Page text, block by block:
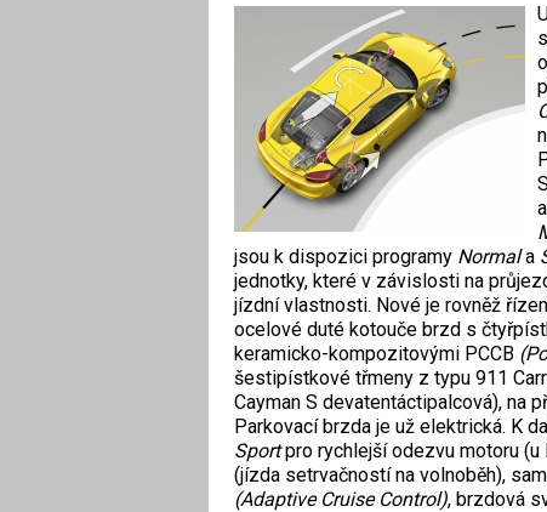
jsou k dispozici programy Normala
jednotky, které v závislosti na
jízdní vlastnosti. Nové je rovněž
ocelové duté kotouče brzd s
keramicko-kompozitovými PCCB
šestipístkové třmeny z typu 911
Cayman S devatentáctipalcová), na
Parkovací brzda je už elektrická. K
Sportpro rychlejší odezvu motoru (u
(jízda setrvačností na volnoběh),
(Adaptive Cruise Control), brzdová